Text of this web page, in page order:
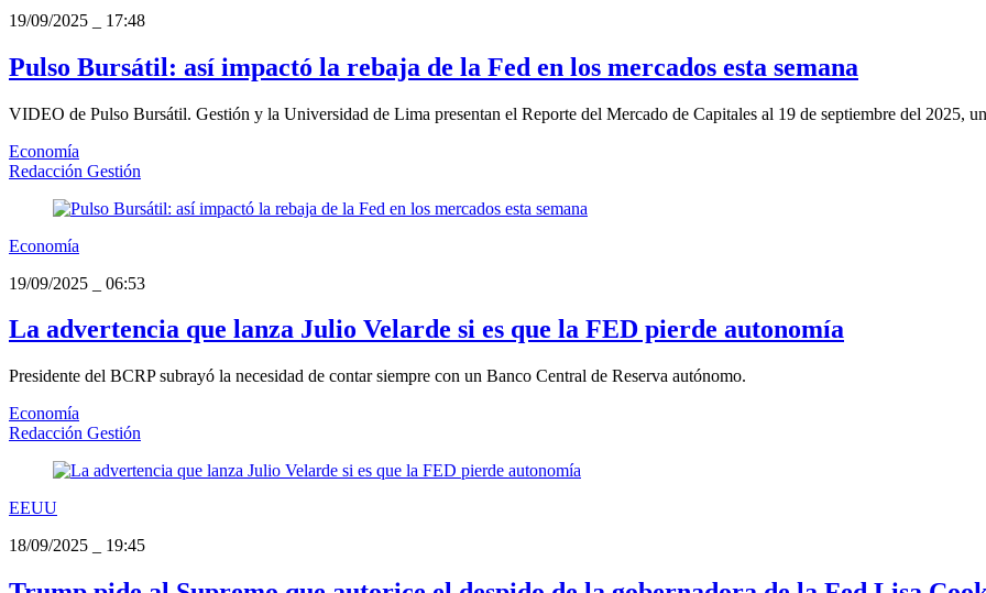
19/09/2025
17:48
Pulso Bursátil: así impactó la rebaja de la Fed en los mercados esta semana
VIDEO de Pulso Bursátil. Gestión y la Universidad de Lima presentan el Reporte del Mercado de Capitales al 19 de septiembre del 2025,
Economía
Redacción Gestión
Economía
19/09/2025
06:53
La advertencia que lanza Julio Velarde si es que la FED pierde autonomía
Presidente del BCRP subrayó la necesidad de contar siempre con un Banco Central de Reserva autónomo.
Economía
Redacción Gestión
EEUU
18/09/2025
19:45